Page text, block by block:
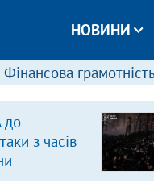
НОВИНИ
Фінансова
до
з часів